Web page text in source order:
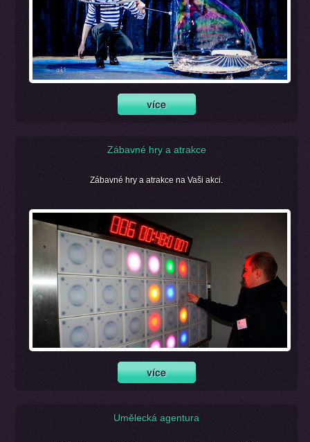
Zábavné hry a atrakce
Zábavné hry a atrakce na Vaši akci.
Umělecká agentura